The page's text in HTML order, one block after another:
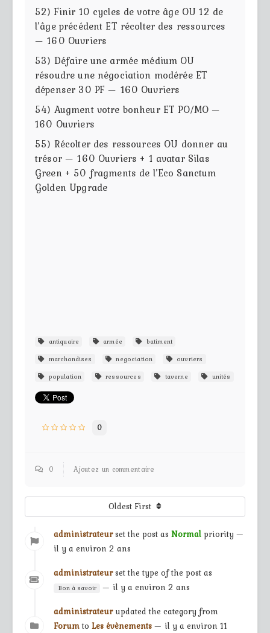
52) Finir 10 cycles de votre âge OU 12 de
l’âge précédent ET récolter des ressources
— 160 Ouvriers
53) Défaire une armée médium OU
résoudre une négociation modérée ET
dépenser 30 PF — 160 Ouvriers
54) Augment votre bonheur ET PO/MO —
160 Ouvriers
55) Récolter des ressources OU donner au
trésor — 160 Ouvriers + 1 avatar Silas
Green + 50 fragments de l’Eco Sanctum
Golden Upgrade
antiquaire armée
batiment
marchandises
negociation
ouvriers
population
ressources taverne unités
0
0 Ajoutez un commentaire
Oldest First
administrateur set the post as Normal priority —
il y a environ 2 ans
administrateur set the type of the post as
Bon à savoir
— il y a environ 2 ans
administrateur updated the category from
Forumto Les évènements — il y a environ 11